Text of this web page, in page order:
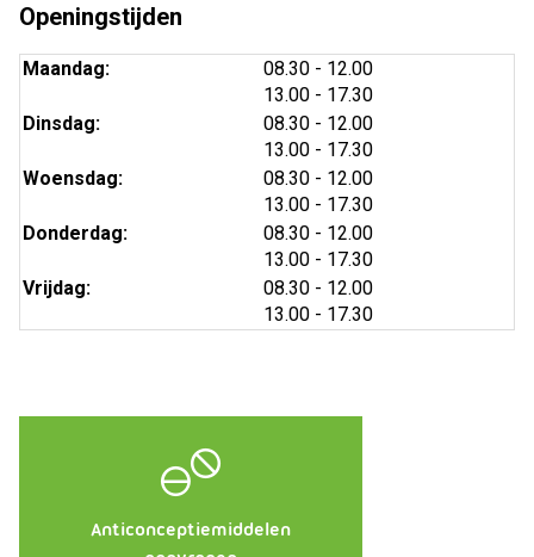
Openingstijden
Maandag: 08.30 tot
- 12.00
13.00 tot
- 17.30
Dinsdag:
08.30 tot
- 12.00
13.00 tot
- 17.30
Woensdag:
08.30 tot
- 12.00
13.00 tot
- 17.30
Donderdag:
08.30 tot
- 12.00
13.00 tot
- 17.30
Vrijdag:
08.30 tot
- 12.00
13.00 tot
- 17.30
Anticonceptiemiddelen